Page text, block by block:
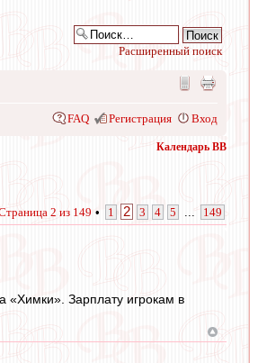
Расширенный поиск
FAQ Регистрация Вход
Календарь ВВ
2 из 149 • 1 2 3 4 5 149
«Химки». Зарплату игрокам в